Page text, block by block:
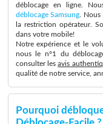
déblocage en ligne.
déblocage Samsung .
la restriction opérateur.
dans votre mobile!
Notre expérience et le
nous le n°1 du
consulter lesavis
qualité de notre service,
Pourquoi